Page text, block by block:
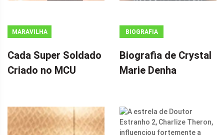
MARAVILHA
Cada Super Soldado
Criado no MCU
BIOGRAFIA
Biografia de Crystal
Marie Denha